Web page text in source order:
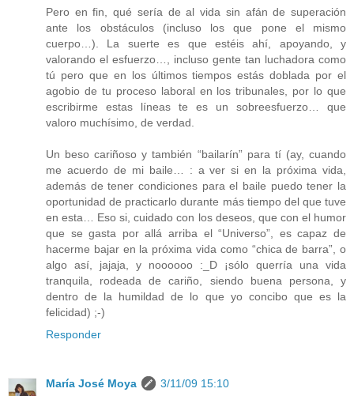
Pero en fin, qué sería de al vida sin afán de superación
ante los obstáculos (incluso los que pone el mismo
cuerpo…). La suerte es que estéis ahí, apoyando, y
valorando el esfuerzo…, incluso gente tan luchadora como
tú pero que en los últimos tiempos estás doblada por el
agobio de tu proceso laboral en los tribunales, por lo que
escribirme estas líneas te es un sobreesfuerzo… que
valoro muchísimo, de verdad.
Un beso cariñoso y también “bailarín” para tí (ay, cuando
me acuerdo de mi baile… : a ver si en la próxima vida,
además de tener condiciones para el baile puedo tener la
oportunidad de practicarlo durante más tiempo del que tuve
en esta… Eso si, cuidado con los deseos, que con el humor
que se gasta por allá arriba el “Universo”, es capaz de
hacerme bajar en la próxima vida como “chica de barra”, o
algo así, jajaja, y noooooo :_D ¡sólo querría una vida
tranquila, rodeada de cariño, siendo buena persona, y
dentro de la humildad de lo que yo concibo que es la
felicidad) ;-)
Responder
María José Moya
3/11/09 15:10